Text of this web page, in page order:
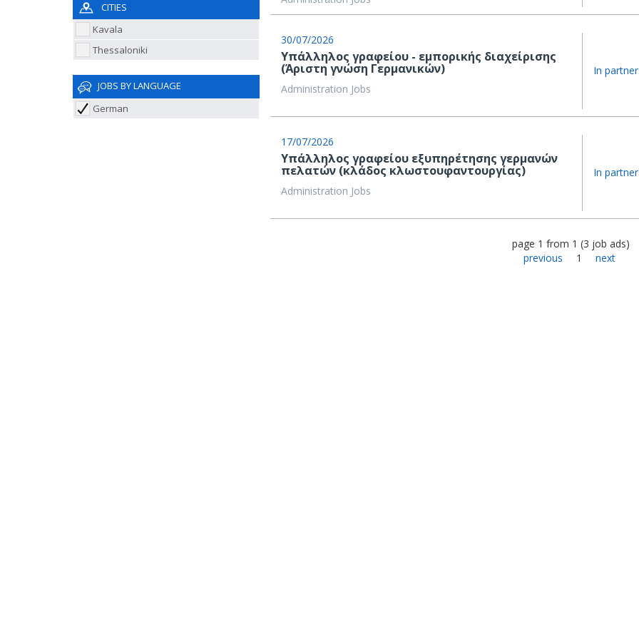
CITIES
Kavala
Thessaloniki
JOBS BY LANGUAGE
German
30/07/2026
Υπάλληλος γραφείου - εμπορικής διαχείρισης
(Άριστη γνώση Γερμανικών)
Administration Jobs
In
17/07/2026
Υπάλληλος γραφείου εξυπηρέτησης γερμανών
πελατών (κλάδος κλωστουφαντουργίας)
Administration Jobs
In
page 1 from 1 (3 job ads)
previous
1 next